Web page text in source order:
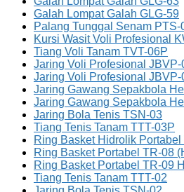
Galah Lompat Galah GLG-59
Palang Tunggal Senam PTS-
Kursi Wasit Voli Profesional
Tiang Voli Tanam TVT-06P
Jaring Voli Profesional JBVP-
Jaring Voli Profesional JBVP-
Jaring Gawang Sepakbola
Jaring Gawang Sepakbola
Jaring Bola Tenis TSN-03
Tiang Tenis Tanam TTT-03P
Ring Basket Hidrolik Portabel
Ring Basket Portabel TR-08
Ring Basket Portabel TR-09
Tiang Tenis Tanam TTT-02